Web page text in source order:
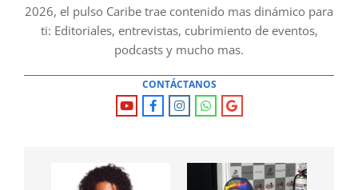
2026, el pulso Caribe trae contenido mas dinámico para
ti: Editoriales, entrevistas, cubrimiento de eventos,
podcasts y mucho mas.
CONTÁCTANOS